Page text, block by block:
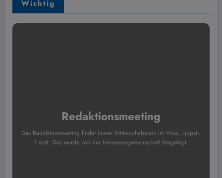
Wichtig
Redaktionsmeeting
Das Redaktionsmeeting findet immer Mittwochabends im Vitus, Lippstr.
7 statt. Das wurde von der Interessengemeinschaft festgelegt.